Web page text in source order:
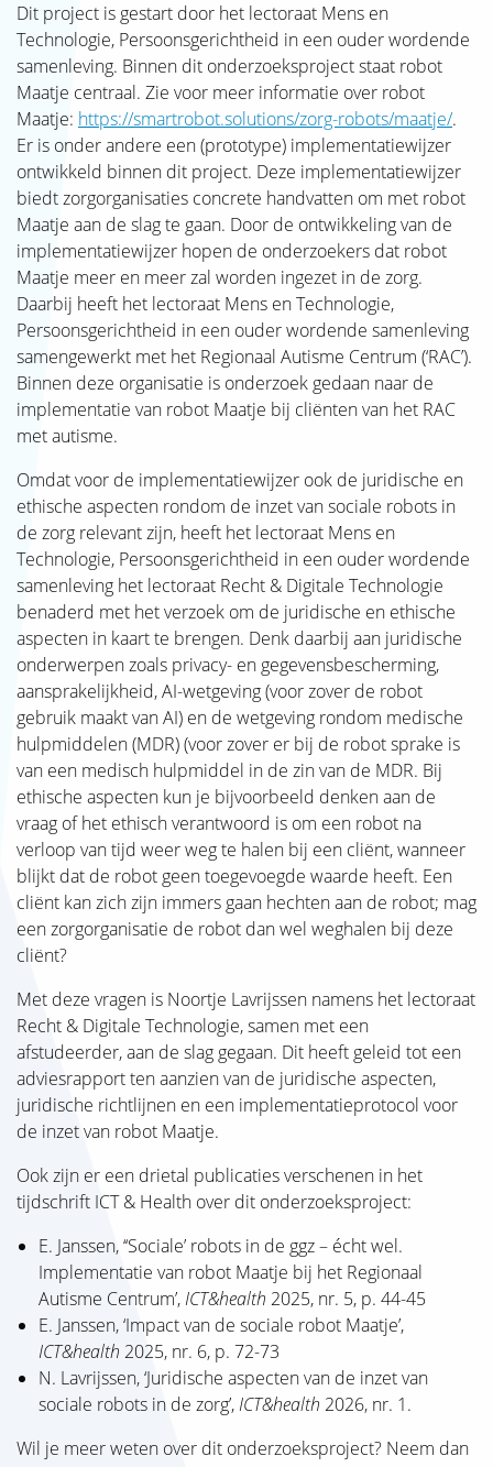
Dit project is gestart door het lectoraat Mens en
Technologie, Persoonsgerichtheid in een ouder wordende
samenleving. Binnen dit onderzoeksproject staat robot
Maatje centraal. Zie voor meer informatie over robot
Maatje: https://smartrobot.solutions/zorg-robots/maatje/.
Er is onder andere een (prototype) implementatiewijzer
ontwikkeld binnen dit project. Deze implementatiewijzer
biedt zorgorganisaties concrete handvatten om met robot
Maatje aan de slag te gaan. Door de ontwikkeling van de
implementatiewijzer hopen de onderzoekers dat robot
Maatje meer en meer zal worden ingezet in de zorg.
Daarbij heeft het lectoraat Mens en Technologie,
Persoonsgerichtheid in een ouder wordende samenleving
samengewerkt met het Regionaal Autisme Centrum (‘RAC’).
Binnen deze organisatie is onderzoek gedaan naar de
implementatie van robot Maatje bij cliënten van het RAC
met autisme.
Omdat voor de implementatiewijzer ook de juridische en
ethische aspecten rondom de inzet van sociale robots in
de zorg relevant zijn, heeft het lectoraat Mens en
Technologie, Persoonsgerichtheid in een ouder wordende
samenleving het lectoraat Recht & Digitale Technologie
benaderd met het verzoek om de juridische en ethische
aspecten in kaart te brengen. Denk daarbij aan juridische
onderwerpen zoals privacy- en gegevensbescherming,
aansprakelijkheid, AI-wetgeving (voor zover de robot
gebruik maakt van AI) en de wetgeving rondom medische
hulpmiddelen (MDR) (voor zover er bij de robot sprake is
van een medisch hulpmiddel in de zin van de MDR. Bij
ethische aspecten kun je bijvoorbeeld denken aan de
vraag of het ethisch verantwoord is om een robot na
verloop van tijd weer weg te halen bij een cliënt, wanneer
blijkt dat de robot geen toegevoegde waarde heeft. Een
cliënt kan zich zijn immers gaan hechten aan de robot; mag
een zorgorganisatie de robot dan wel weghalen bij deze
cliënt?
Met deze vragen is Noortje Lavrijssen namens het lectoraat
Recht & Digitale Technologie, samen met een
afstudeerder, aan de slag gegaan. Dit heeft geleid tot een
adviesrapport ten aanzien van de juridische aspecten,
juridische richtlijnen en een implementatieprotocol voor
de inzet van robot Maatje.
Ook zijn er een drietal publicaties verschenen in het
tijdschrift ICT & Health over dit onderzoeksproject:
E. Janssen, ‘‘Sociale’ robots in de ggz – écht wel.
Implementatie van robot Maatje bij het Regionaal
Autisme Centrum’,ICT&health 2025, nr. 5, p. 44-45
E. Janssen, ‘Impact van de sociale robot Maatje’,
ICT&health 2025, nr. 6, p. 72-73
N. Lavrijssen, ‘Juridische aspecten van de inzet van
sociale robots in de zorg’,ICT&health 2026, nr. 1.
Wil je meer weten over dit onderzoeksproject? Neem dan